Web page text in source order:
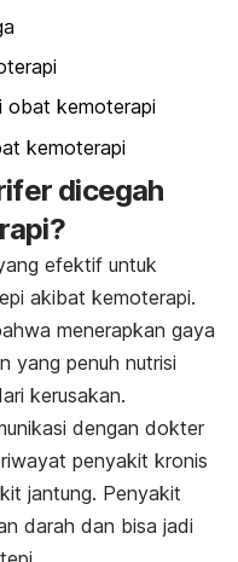
obat kemoterapi
kemoterapi
dicegah
efektif untuk
akibat kemoterapi.
menerapkan gaya
yang penuh nutrisi
kerusakan.
dengan dokter
penyakit kronis
jantung. Penyakit
darah dan bisa jadi